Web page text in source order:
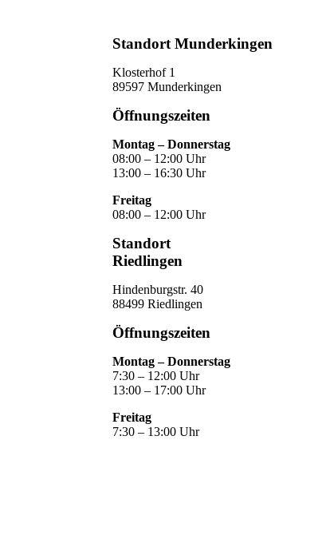
Standort Munderkingen
Klosterhof 1
89597 Munderkingen
Öffnungszeiten
Montag – Donnerstag
08:00 – 12:00 Uhr
13:00 – 16:30 Uhr
Freitag
08:00 – 12:00 Uhr
Standort
Riedlingen
Hindenburgstr. 40
88499 Riedlingen
Öffnungszeiten
Montag – Donnerstag
7:30 – 12:00 Uhr
13:00 – 17:00 Uhr
Freitag
7:30 – 13:00 Uhr